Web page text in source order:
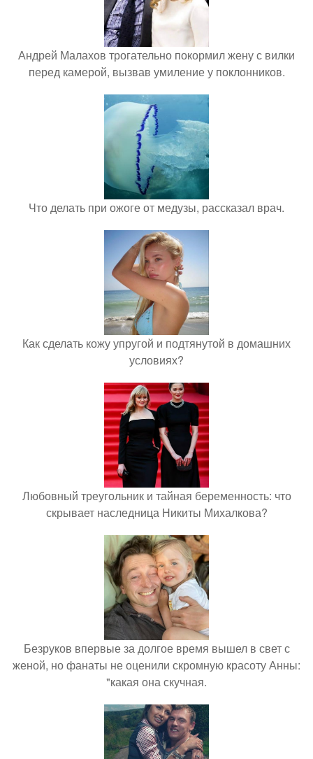
Андрей Малахов трогательно покормил жену с вилки
перед камерой, вызвав умиление у поклонников.
Что делать при ожоге от медузы, рассказал врач.
Как сделать кожу упругой и подтянутой в домашних
условиях?
Любовный треугольник и тайная беременность: что
скрывает наследница Никиты Михалкова?
Безруков впервые за долгое время вышел в свет с
женой, но фанаты не оценили скромную красоту Анны:
"какая она скучная.